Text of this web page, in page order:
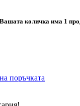
количка има 1
поръчката